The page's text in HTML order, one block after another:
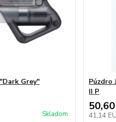
Grey"
Skladom
Púzdro
II P
41,14